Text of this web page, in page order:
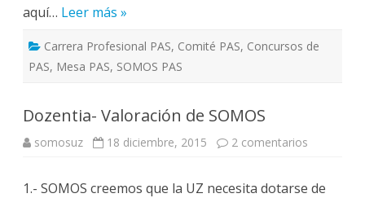
aquí… Leer más »
Carrera Profesional PAS, Comité PAS, Concursos de
PAS, Mesa PAS, SOMOS PAS
Dozentia- Valoración de SOMOS
somosuz 18 diciembre, 2015 2 comentarios
SOMOS
1.- SOMOS creemos que la UZ necesita dotarse de